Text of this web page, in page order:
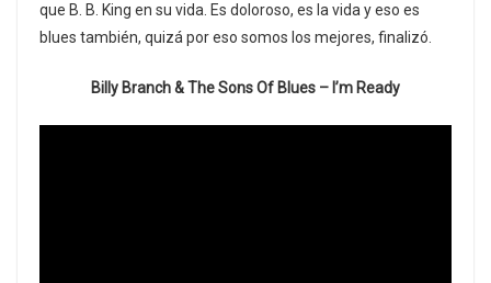
que B. B. King en su vida. Es doloroso, es la vida y eso es
blues también, quizá por eso somos los mejores, finalizó.
Billy Branch & The Sons Of Blues – I’m Ready